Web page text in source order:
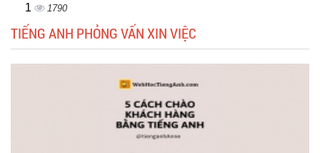
1
1790
TIẾNG ANH PHỎNG VẤN XIN VIỆC